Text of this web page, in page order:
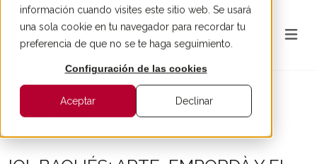
información cuando visites este sitio web. Se usará
una sola cookie en tu navegador para recordar tu
preferencia de que no se te haga seguimiento.
Configuración de las cookies
Aceptar Declinar
Todos los artículos